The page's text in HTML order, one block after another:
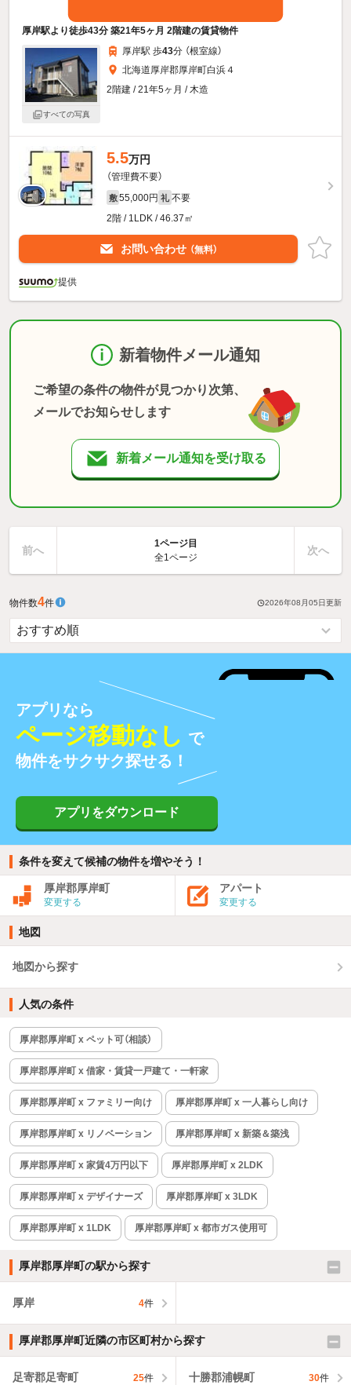
厚岸駅より徒歩43分 築21年5ヶ月 2階建の賃貸物件
すべての写真
厚岸駅 歩43分 （根室線）
北海道厚岸郡厚岸町白浜４
2階建 / 21年5ヶ月 / 木造
5.5万円
（管理費不要）
敷 55,000円 礼 不要
2階 / 1LDK / 46.37㎡
お問い合わせ （無料）
提供
新着物件メール通知
ご希望の条件の物件が見つかり次第、
メールでお知らせします
新着メール通知を受け取る
前へ
1ページ目
全1ページ
次へ
物件数4件 2026年08月05日更新
アプリなら
ページ移動なし で
物件をサクサク探せる！
アプリをダウンロード
条件を変えて候補の物件を増やそう！
厚岸郡厚岸町
変更する
アパート
変更する
地図
地図から探す
人気の条件
厚岸郡厚岸町 x ペット可（相談）
厚岸郡厚岸町 x 借家・賃貸一戸建て・一軒家
厚岸郡厚岸町 x ファミリー向け 厚岸郡厚岸町 x 一人暮らし向け
厚岸郡厚岸町 x リノベーション 厚岸郡厚岸町 x 新築＆築浅
厚岸郡厚岸町 x 家賃4万円以下 厚岸郡厚岸町 x 2LDK
厚岸郡厚岸町 x デザイナーズ 厚岸郡厚岸町 x 3LDK
厚岸郡厚岸町 x 1LDK 厚岸郡厚岸町 x 都市ガス使用可
厚岸郡厚岸町の駅から探す
厚岸 4件
厚岸郡厚岸町近隣の市区町村から探す
足寄郡足寄町 25件 十勝郡浦幌町 30件